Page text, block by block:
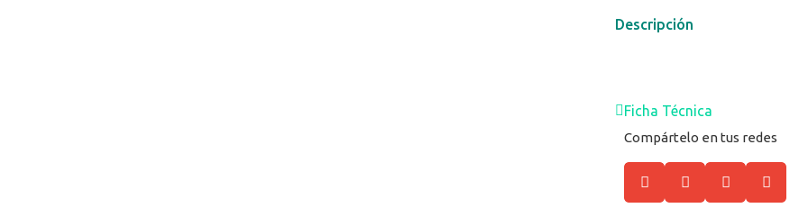
Descripción
Ficha Técnica
Compártelo en tus redes